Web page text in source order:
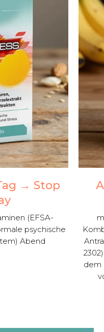
→ Stop
(EFSA-
psychische
Abend
dem